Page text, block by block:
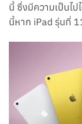
นี้ ซึ่งมีความเป็นไป
นี้หาก iPad รุ่นที่